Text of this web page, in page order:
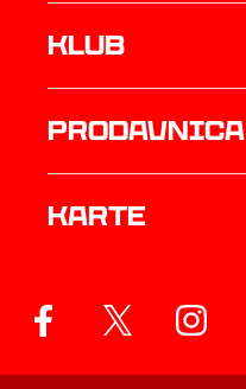
Klub
prodavnica
Karte